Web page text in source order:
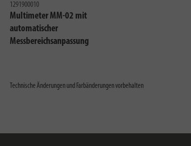
1291900010
Multimeter MM-02 mit
automatischer
Messbereichsanpassung
Technische Änderungen und Farbänderungen vorbehalten